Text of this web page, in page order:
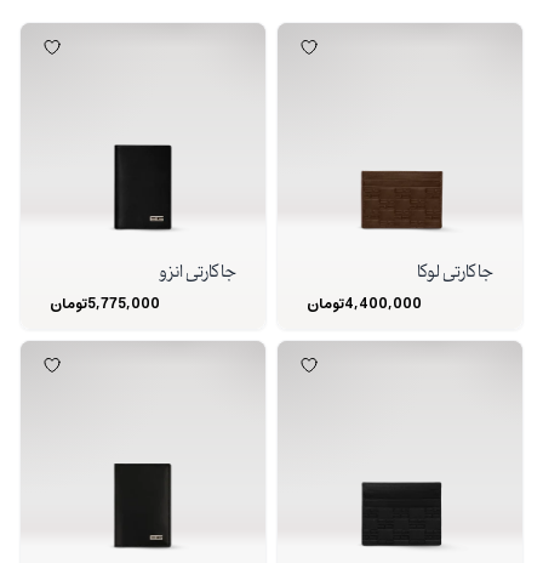
جا کارتی لوکا
4,400,000تومان
جا کارتی انزو
5,775,000تومان